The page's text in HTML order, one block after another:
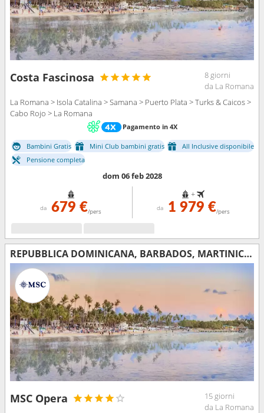
Costa Fascinosa
8 giorni
da La Romana
La Romana > Isola Catalina > Samana > Puerto Plata > Turks & Caicos >
Cabo Rojo > La Romana
Pagamento in 4X
Bambini Gratis Mini Club bambini gratis
All Inclusive disponibile
Pensione completa
dom 06 feb 2028
da 679 €/pers
+
da 1 979 €/pers
REPUBBLICA DOMINICANA, BARBADOS, MARTINICA, GUADALUPA, TORTOLA, VIRGIN GORDA, SAINT MARTIN, ANTIGUA E BARBUDA
MSC Opera
15 giorni
da La Romana